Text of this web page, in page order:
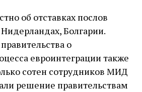
об отставках послов
Болгарии.
о
евроинтеграции также
сотен сотрудников МИД
решение правительствам